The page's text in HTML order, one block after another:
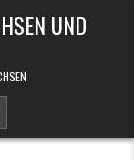
UND